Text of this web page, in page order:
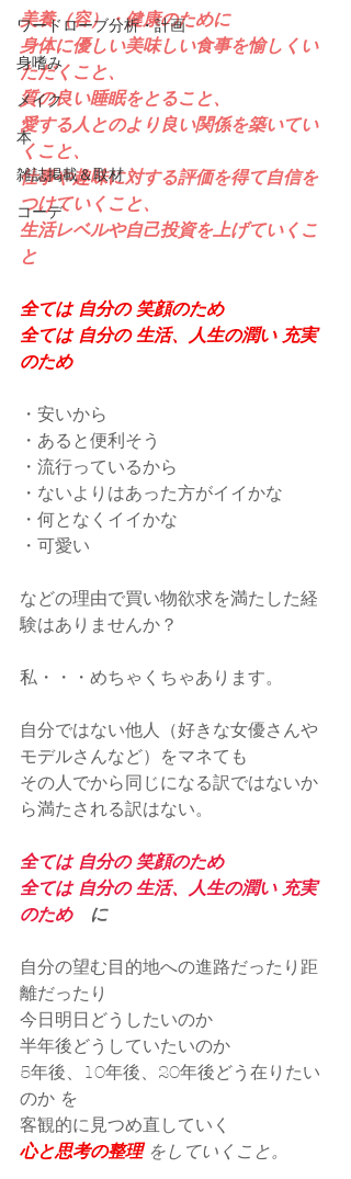
ワードローブ分析・計画
身嗜み
メイク
本
雑誌掲載＆取材
コーデ
美養（容）・健康のために
身体に優しい美味しい食事を愉しくい
ただくこと、
質の良い睡眠をとること、
愛する人とのより良い関係を築いてい
くこと、
仕事や趣味に対する評価を得て自信を
つけていくこと、
生活レベルや自己投資を上げていくこ
と
全ては 自分の 笑顔のため
全ては 自分の 生活、人生の潤い 充実
のため
・安いから
・あると便利そう
・流行っているから
・ないよりはあった方がイイかな
・何となくイイかな
・可愛い
などの理由で買い物欲求を満たした経
験はありませんか？
私・・・めちゃくちゃあります。
自分ではない他人（好きな女優さんや
モデルさんなど）をマネても
その人でから同じになる訳ではないか
ら満たされる訳はない。
全ては 自分の 笑顔のため
全ては 自分の 生活、人生の潤い 充実
のため に
自分の望む目的地への進路だったり距
離だったり
今日明日どうしたいのか
半年後どうしていたいのか
5年後、10年後、20年後どう在りたい
のか を
客観的に見つめ直していく
心と思考の整理 をしていくこと。